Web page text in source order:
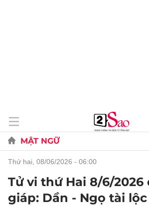
MẬT NGỮ
thứ hai, 08/06/2026 - 06:00
Tử vi thứ Hai 8/6/2026
giáp: Dần - Ngọ tài